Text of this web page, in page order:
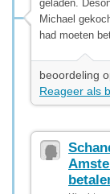
geladen.
Michael
had moeten
beoordeling
Reageer als